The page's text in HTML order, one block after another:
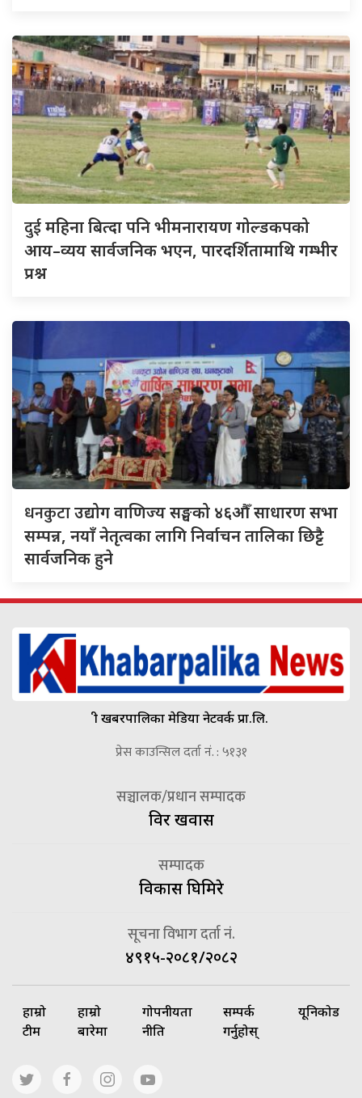
दुईमहिना बित्दा पनि भीमनारायण गोल्डकपको
आय–व्यय सार्वजनिक भएन, पारदर्शितामाथि गम्भीर
प्रश्न
धनकुटाउद्योग वाणिज्य सङ्घको ४६औँ साधारण सभा
सम्पन्न, नयाँ नेतृत्वका लागि निर्वाचन तालिका छिट्टै
सार्वजनिक हुने
श्री खबरपालिका मेडिया नेटवर्क प्रा.लि.
प्रेस काउन्सिल दर्ता नं. : ५१३१
सञ्चालक/प्रधान सम्पादक
विदुर खवास
सम्पादक
विकास घिमिरे
सूचना विभाग दर्ता नं.
४९१५-२०८१/२०८२
हाम्रो
टीम
हाम्रो
बारेमा
गोपनीयता
नीति
सम्पर्क
गर्नुहोस्
यूनिकोड